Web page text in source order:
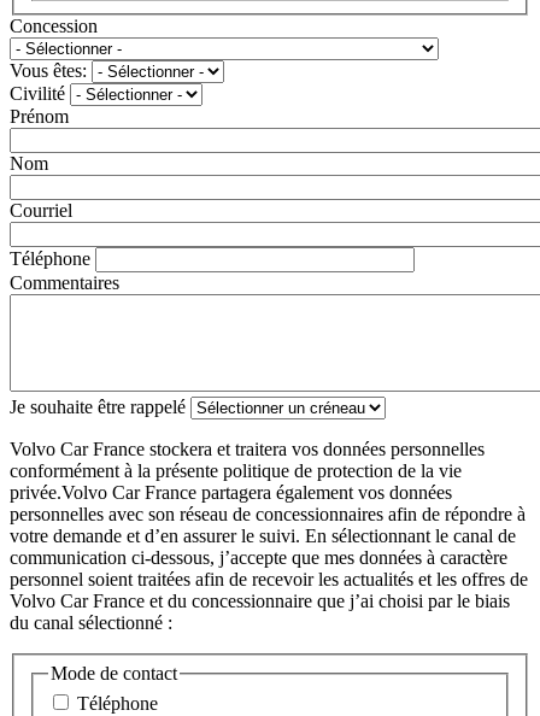
Concession
Vous êtes:
Civilité
Prénom
Nom
Courriel
Téléphone
Commentaires
Je souhaite être rappelé
Volvo Car France stockera et traitera vos données personnelles
conformément à la présente politique de protection de la vie
privée.Volvo Car France partagera également vos données
personnelles avec son réseau de concessionnaires afin de répondre à
votre demande et d’en assurer le suivi. En sélectionnant le canal de
communication ci-dessous, j’accepte que mes données à caractère
personnel soient traitées afin de recevoir les actualités et les offres de
Volvo Car France et du concessionnaire que j’ai choisi par le biais
du canal sélectionné :
Mode de contact
Téléphone